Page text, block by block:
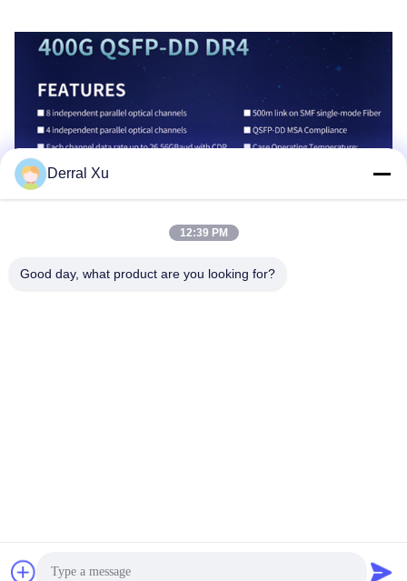
Derral Xu
12:39 PM
Good day, what product are you looking for?